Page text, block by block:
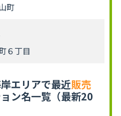
町
６丁目
エリアで最近販売
ン名一覧（最新20